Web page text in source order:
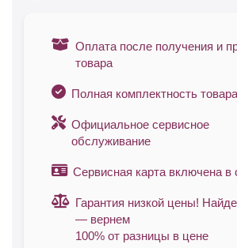
Оплата после получения и
товара
Полная комплектность товара
Официальное сервисное
обслуживание
Сервисная карта включена в
Гарантия низкой цены!
— вернем
100% от разницы в цене